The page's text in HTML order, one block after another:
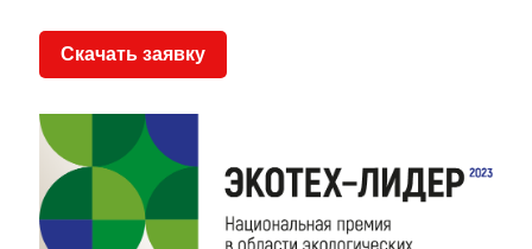
Скачать заявку